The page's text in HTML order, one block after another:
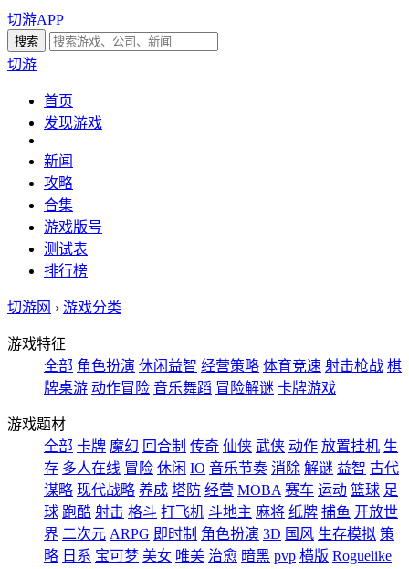
切游APP
切游
首页
发现游戏
新闻
攻略
合集
游戏版号
测试表
排行榜
切游网 › 游戏分类
游戏特征
全部 角色扮演 休闲益智 经营策略 体育竞速 射击枪战 棋
牌桌游 动作冒险 音乐舞蹈 冒险解谜 卡牌游戏
游戏题材
全部 卡牌 魔幻 回合制 传奇 仙侠 武侠 动作 放置挂机 生
存 多人在线 冒险 休闲 IO 音乐节奏 消除 解谜 益智 古代
谋略 现代战略 养成 塔防 经营 MOBA 赛车 运动 篮球 足
球 跑酷 射击 格斗 打飞机 斗地主 麻将 纸牌 捕鱼 开放世
界 二次元 ARPG 即时制 角色扮演 3D 国风 生存模拟 策
略 日系 宝可梦 美女 唯美 治愈 暗黑 pvp 横版 Roguelike